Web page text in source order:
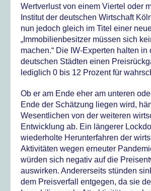
Wertverlust von einem Viertel oder
Institut der deutschen Wirtschaft
nun jedoch gleich im Titel einer
„Immobilienbesitzer müssen sich
machen.“ Die IW-Experten halten in
deutschen Städten einen
lediglich 0 bis 12 Prozent für
Ob er am Ende eher am unteren
Ende der Schätzung liegen wird,
Wesentlichen von der weiteren
Entwicklung ab. Ein längerer
wiederholte Herunterfahren der
Aktivitäten wegen erneuter
würden sich negativ auf die
auswirken. Andererseits stünden
dem Preisverfall entgegen, da sie